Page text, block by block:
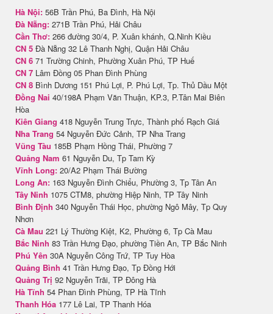
Hà Nội: 56B Trần Phú, Ba Đình, Hà Nội
Đà Nẵng: 271B Trần Phú, Hải Châu
Cần Thơ: 266 đường 30/4, P. Xuân khánh, Q.Ninh Kiều
CN 5 Đà Nẵng 32 Lê Thanh Nghị, Quận Hải Châu
CN 6 71 Trường Chinh, Phường Xuân Phú, TP Huế
CN 7 Lâm Đồng 05 Phan Đình Phùng
CN 8 Bình Dương 151 Phú Lợi, P. Phú Lợi, Tp. Thủ Dầu Một
Đồng Nai 40/198A Phạm Văn Thuận, KP.3, P.Tân Mai Biên
Hòa
Kiên Giang 418 Nguyễn Trung Trực, Thành phố Rạch Giá
Nha Trang 54 Nguyễn Đức Cảnh, TP Nha Trang
Vũng Tàu 185B Phạm Hồng Thái, Phường 7
Quảng Nam 61 Nguyễn Du, Tp Tam Kỳ
Vĩnh Long: 20/A2 Phạm Thái Bường
Long An: 163 Nguyễn Đình Chiểu, Phường 3, Tp Tân An
Tây Ninh 1075 CTM8, phường Hiệp Ninh, TP Tây Ninh
Bình Định 340 Nguyễn Thái Học, phường Ngô Mây, Tp Quy
Nhơn
Cà Mau 221 Lý Thường Kiệt, K2, Phường 6, Tp Cà Mau
Bắc Ninh 83 Trần Hưng Đạo, phường Tiền An, TP Bắc Ninh
Phú Yên 30A Nguyễn Công Trứ, TP Tuy Hòa
Quảng Bình 41 Trần Hưng Đạo, Tp Đồng Hới
Quảng Trị 92 Nguyễn Trãi, TP Đông Hà
Hà Tĩnh 54 Phan Đình Phùng, TP Hà Tĩnh
Thanh Hóa 177 Lê Lai, TP Thanh Hóa